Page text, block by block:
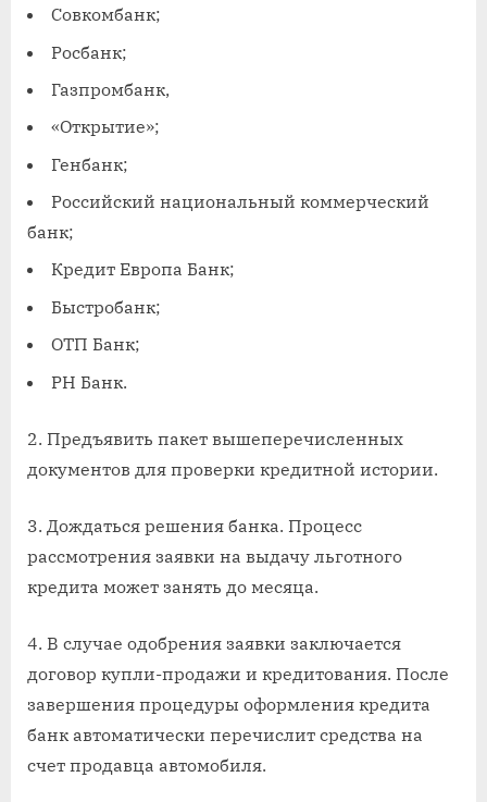
Совкомбанк;
Росбанк;
Газпромбанк,
«Открытие»;
Генбанк;
Российский национальный коммерческий
банк;
Кредит Европа Банк;
Быстробанк;
ОТП Банк;
РН Банк.
2. Предъявить пакет вышеперечисленных
документов для проверки кредитной истории.
3. Дождаться решения банка. Процесс
рассмотрения заявки на выдачу льготного
кредита может занять до месяца.
4. В случае одобрения заявки заключается
договор купли-продажи и кредитования. После
завершения процедуры оформления кредита
банк автоматически перечислит средства на
счет продавца автомобиля.